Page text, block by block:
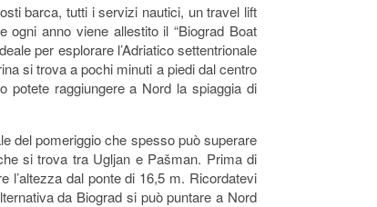
barca, tutti i servizi nautici, un travel lift
anno viene allestito il “Biograd Boat
per esplorare l’Adriatico settentrionale
si trova a pochi minuti a piedi dal centro
potete raggiungere a Nord la spiaggia di
del pomeriggio che spesso può superare
si trova tra Ugljan e Pašman. Prima di
l’altezza dal ponte di 16,5 m. Ricordatevi
da Biograd si può puntare a Nord